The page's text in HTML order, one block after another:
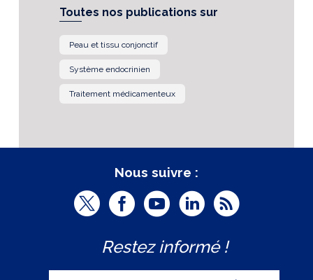
Toutes nos publications sur
Peau et tissu conjonctif
Système endocrinien
Traitement médicamenteux
Nous suivre :
T
i
F
c
Y
u
L
n
R
Restez informé !